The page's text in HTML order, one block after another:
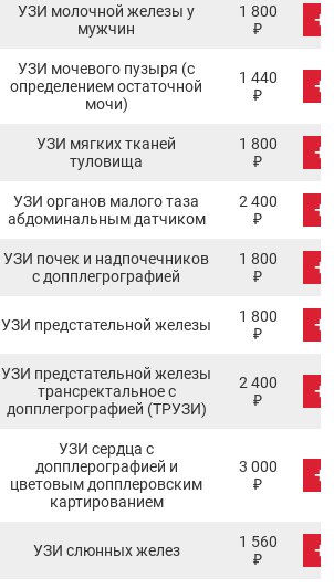
УЗИ молочной железы у
мужчин
1 800
₽
+
УЗИ мочевого пузыря (с
определением остаточной
мочи)
1 440
₽
+
УЗИ мягких тканей
туловища
1 800
₽
+
УЗИ органов малого таза
абдоминальным датчиком
2 400
₽
+
УЗИ почек и надпочечников
с допплегрографией
1 800
₽
+
УЗИ предстательной железы
1 800
₽
+
УЗИ предстательной железы
трансректальное с
допплегрографией (ТРУЗИ)
2 400
₽
+
УЗИ сердца с
допплерографией и
цветовым допплеровским
картированием
3 000
₽
+
УЗИ слюнных желез
1 560
₽
+